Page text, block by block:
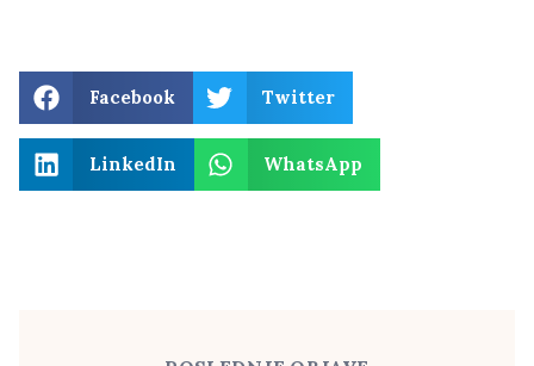
Facebook Twitter
LinkedIn WhatsApp